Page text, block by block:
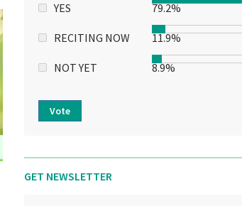
YES 79.2%
RECITING NOW 11.9%
NOT YET 8.9%
Vote
GET NEWSLETTER